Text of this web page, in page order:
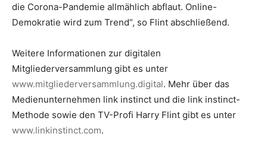
die Corona-Pandemie allmählich abflaut. Online-
Demokratie wird zum Trend“, so Flint abschließend.
Weitere Informationen zur digitalen
Mitgliederversammlung gibt es unter
www.mitgliederversammlung.digital. Mehr über das
Medienunternehmen link instinct und die link instinct-
Methode sowie den TV-Profi Harry Flint gibt es unter
www.linkinstinct.com.